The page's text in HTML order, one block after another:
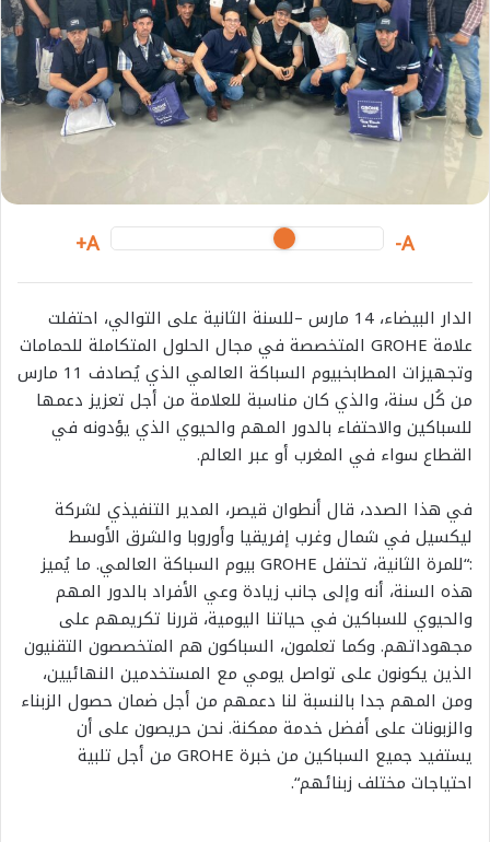
a
i
l
A-
A+
الدار البيضاء، 14 مارس –للسنة الثانية على التوالي، احتفلت
علامة GROHE المتخصصة في مجال الحلول المتكاملة للحمامات
وتجهيزات المطابخبيوم السباكة العالمي الذي يُصادف 11
مارس
من كُل سنة، والذي كان مناسبة للعلامة من أجل تعزيز دعمها
للسباكين والاحتفاء بالدور المهم والحيوي الذي يؤدونه في
القطاع سواء في المغرب أو عبر العالم.
في هذا الصدد، قال أنطوان قيصر، المدير التنفيذي لشركة
ليكسيل في شمال وغرب إفريقيا وأوروبا والشرق الأوسط
:
“للمرة الثانية، تحتفل GROHE بيوم السباكة العالمي. ما يُميز
هذه السنة، أنه وإلى جانب زيادة وعي الأفراد بالدور المهم
والحيوي للسباكين في حياتنا اليومية، قررنا تكريمهم على
مجهوداتهم. وكما تعلمون، السباكون هم المتخصصون التقنيون
الذين يكونون على تواصل يومي مع المستخدمين النهائيين،
ومن المهم جدا بالنسبة لنا دعمهم من أجل ضمان حصول الزبناء
والزبونات على أفضل خدمة ممكنة. نحن حريصون على أن
يستفيد جميع السباكين من خبرة
من أجل تلبية
احتياجات مختلف زبنائهم“.